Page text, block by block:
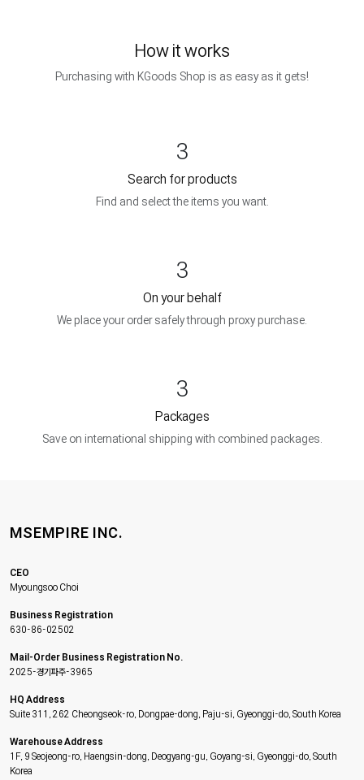
How it works
Purchasing with KGoods Shop is as easy as it gets!
3
Search for products
Find and select the items you want.
3
On your behalf
We place your order safely through proxy purchase.
3
Packages
Save on international shipping with combined packages.
MSEMPIRE INC.
CEO
Myoungsoo Choi
Business Registration
630-86-02502
Mail-Order Business Registration No.
2025-경기파주-3965
HQ Address
Suite 311, 262 Cheongseok-ro, Dongpae-dong, Paju-si, Gyeonggi-do, South Korea
Warehouse Address
1F, 9 Seojeong-ro, Haengsin-dong, Deogyang-gu, Goyang-si, Gyeonggi-do, South
Korea